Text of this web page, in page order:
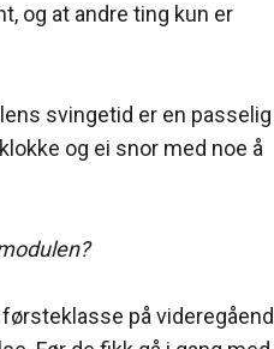
og at andre ting kun er
svingetid er en passelig
og ei snor med noe å
på